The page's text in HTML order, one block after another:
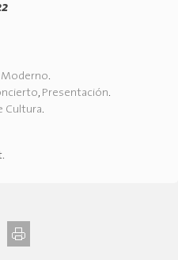
.
, Presentación.
Cultura.
.